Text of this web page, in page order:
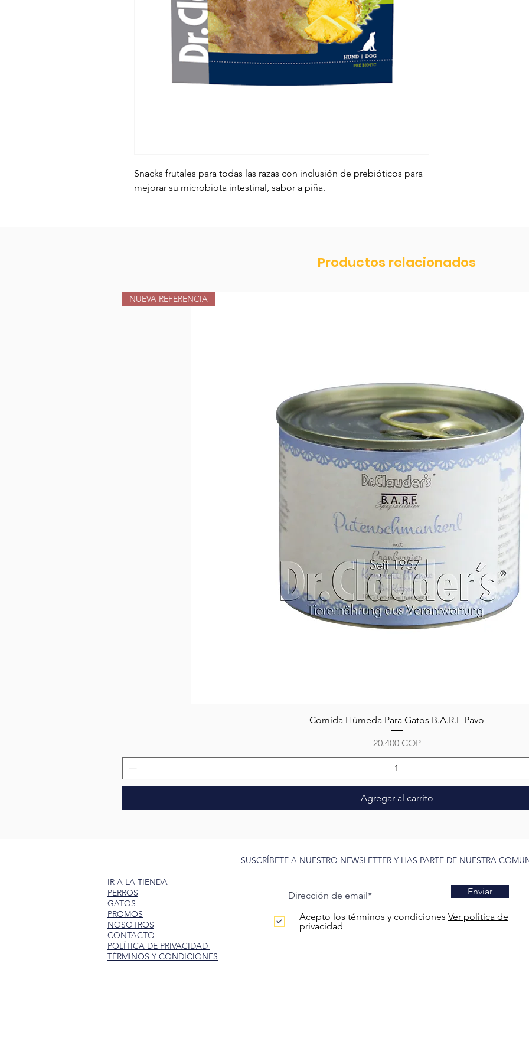
Snacks frutales para todas las razas con inclusión de prebióticos para
mejorar su microbiota intestinal, sabor a piña.
Productos relacionados
Vista rápida
NUEVA REFERENCIA
Comida Húmeda Para Gatos B.A.R.F Pavo
Precio
20.400 COP
Agregar al carrito
SUSCRÍBETE A NUESTRO NEWSLETTER Y HAS PARTE DE NUESTRA
Enviar
Acepto los términos y condiciones Ver polìtica de
privacidad
IR A LA TIENDA
PERROS
GATOS
PROMOS
NOSOTROS
CONTACTO
POLÍTICA DE PRIVACIDAD
TÉRMINOS Y CONDICIONES